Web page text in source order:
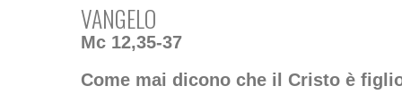
VANGELO
Mc 12,35-37
Come mai dicono che il Cristo è